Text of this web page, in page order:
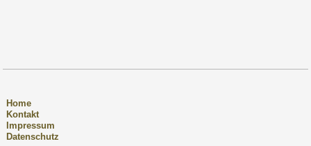
Home
Kontakt
Impressum
Datenschutz